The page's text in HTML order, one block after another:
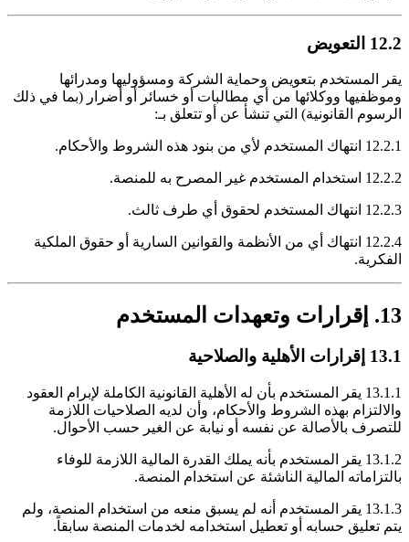
12.2 التعويض
يقر المستخدم بتعويض وحماية الشركة ومسؤوليها ومدرائها
وموظفيها ووكلائها من أي مطالبات أو خسائر أو أضرار (بما في ذلك
الرسوم القانونية) التي تنشأ عن أو تتعلق بـ:
12.2.1 انتهاك المستخدم لأي من بنود هذه الشروط والأحكام.
12.2.2 استخدام المستخدم غير المصرح به للمنصة.
12.2.3 انتهاك المستخدم لحقوق أي طرف ثالث.
12.2.4 انتهاك أي من الأنظمة والقوانين السارية أو حقوق الملكية
الفكرية.
13. إقرارات وتعهدات المستخدم
13.1 إقرارات الأهلية والصلاحية
13.1.1 يقر المستخدم بأن له الأهلية القانونية الكاملة لإبرام العقود
والالتزام بهذه الشروط والأحكام، وأن لديه الصلاحيات اللازمة
للتصرف بالأصالة عن نفسه أو نيابة عن الغير حسب الأحوال.
13.1.2 يقر المستخدم بأنه يملك القدرة المالية اللازمة للوفاء
بالتزاماته المالية الناشئة عن استخدام المنصة.
13.1.3 يقر المستخدم أنه لم يسبق منعه من استخدام المنصة، ولم
يتم تعليق حسابه أو تعطيل استخدامه لخدمات المنصة سابقاً.